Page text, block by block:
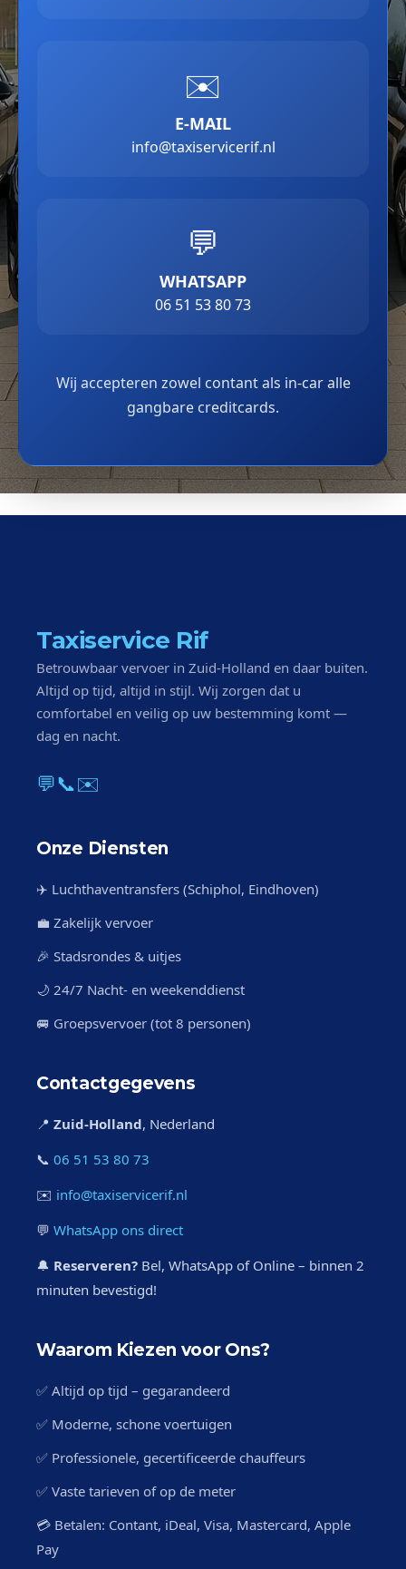
✉️
E-MAIL
info@taxiservicerif.nl
💬
WHATSAPP
06 51 53 80 73
Wij accepteren zowel contant als in-car alle
gangbare creditcards.
Taxiservice Rif
Betrouwbaar vervoer in Zuid-Holland en daar buiten.
Altijd op tijd, altijd in stijl. Wij zorgen dat u
comfortabel en veilig op uw bestemming komt —
dag en nacht.
💬📞✉️
Onze Diensten
✈️ Luchthaventransfers (Schiphol, Eindhoven)
💼 Zakelijk vervoer
🎉 Stadsrondes & uitjes
🌙 24/7 Nacht- en weekenddienst
🚐 Groepsvervoer (tot 8 personen)
Contactgegevens
📍 Zuid-Holland, Nederland
📞 06 51 53 80 73
✉️ info@taxiservicerif.nl
💬 WhatsApp ons direct
🔔 Reserveren? Bel, WhatsApp of Online – binnen 2
minuten bevestigd!
Waarom Kiezen voor Ons?
✅ Altijd op tijd – gegarandeerd
✅ Moderne, schone voertuigen
✅ Professionele, gecertificeerde chauffeurs
✅ Vaste tarieven of op de meter
💳 Betalen: Contant, iDeal, Visa, Mastercard, Apple
Pay